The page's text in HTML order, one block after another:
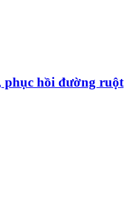
hồi đường ruột